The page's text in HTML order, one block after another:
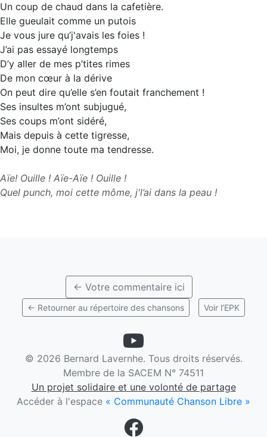
Un coup de chaud dans la cafetière.
Elle gueulait comme un putois
Je vous jure qu’j'avais les foies !
J’ai pas essayé longtemps
D’y aller de mes p’tites rimes
De mon cœur à la dérive
On peut dire qu’elle s’en foutait franchement !
Ses insultes m’ont subjugué,
Ses coups m’ont sidéré,
Mais depuis à cette tigresse,
Moi, je donne toute ma tendresse.
Aïe! Ouille ! Aïe-Aïe ! Ouille !
Quel punch, moi cette môme, j'l’ai dans la peau !
← Votre commentaire ici
← Retourner au répertoire des chansons Voir l’EPK
© 2026 Bernard Lavernhe. Tous droits réservés.
Membre de la SACEM N° 74511
Un projet solidaire et une volonté de partage
Accéder à l'espace « Communauté Chanson Libre »